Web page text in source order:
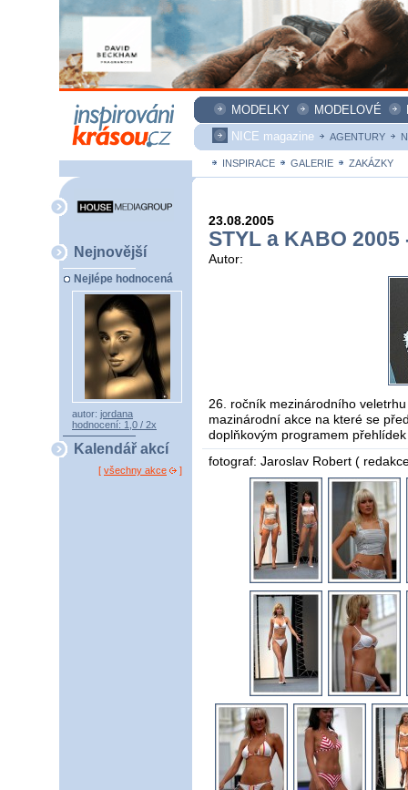
MODELKY MODELOVÉ
NICE magazine
AGENTURY
INSPIRACE GALERIE ZAKÁZKY
Nejnovější
Nejlépe hodnocená
autor: jordana
hodnocení: 1,0 / 2x
Kalendář akcí
[ všechny akce ]
23.08.2005
STYL a KABO 2005
Autor:
26. ročník mezinárodního
mazinárodní akce na které se
doplňkovým programem
fotograf: Jaroslav Robert (